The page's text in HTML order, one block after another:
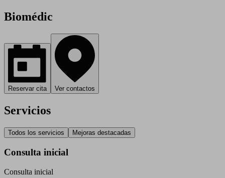
Biomédic
Reservar cita Ver contactos
Servicios
Todos los servicios Mejoras destacadas
Consulta inicial
Consulta inicial